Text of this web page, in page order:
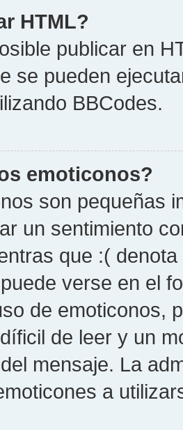
HTML?
publicar en
se pueden
BBCodes.
emoticonos?
son pequeñas
un sentimiento
que :(
verse en el
de emoticonos,
de leer y un
mensaje. La
a